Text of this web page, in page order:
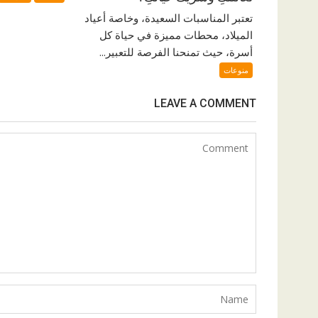
تعتبر المناسبات السعيدة، وخاصة أعياد
الميلاد، محطات مميزة في حياة كل
أسرة، حيث تمنحنا الفرصة للتعبير...
منوعات
LEAVE A COMMENT